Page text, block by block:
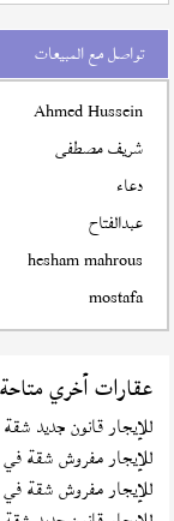
تواصل مع المبيعات
Ahmed Hussein
شريف مصطفى
دعاء
عبدالفتاح
hesham mahrous
mostafa
عقارات أخري متاحة
للإيجار قانون جديد
للإيجار مفروش شقة
للإيجار مفروش شقة